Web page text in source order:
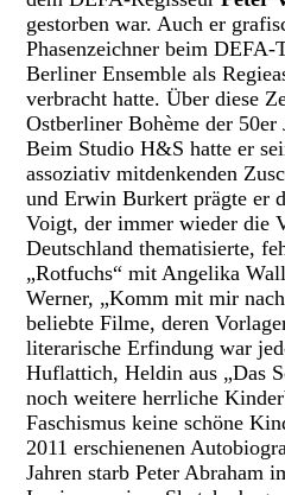
gestorben war. Auch er
Phasenzeichner beim
Berliner Ensemble als
verbracht hatte. Über diese
Ostberliner Bohème der
Beim Studio H&S hatte er
assoziativ mitdenkenden
und Erwin Burkert prägte er
Voigt, der immer wieder die
Deutschland thematisierte,
„Rotfuchs“ mit Angelika
Werner, „Komm mit mir
beliebte Filme, deren
literarische Erfindung war
Huflattich, Heldin aus „Das
noch weitere herrliche
Faschismus keine schöne
2011 erschienenen
Jahren starb Peter Abraham